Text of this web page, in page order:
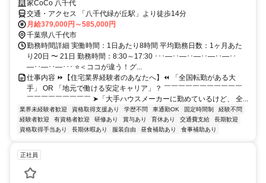
家CoCo 八千代
交通・アクセス 「八千代緑が丘駅」より徒歩14分
月給379,000円～585,000円
千葉県八千代市
勤務時間詳細 実働時間：1日あたり8時間 平均勤務日数：1ヶ月あた
り20日 〜 21日 勤務時間：8:30～17:30 ･･･―･･―･･―･･―･･―･･
―･･―･･―･･･ ⭐＜ココが違う！グ...
仕事内容 ⏩【住宅業界経験者のあなたへ】⏪ 「全国転勤がある大
手」 OR 「地元で働ける安定キャリア」？ ￣￣￣￣￣￣￣￣￣￣￣
￣￣￣￣￣￣￣￣￣ ➤「大手ハウスメーカーに勤めているけど、 全...
業界未経験者歓迎 資格取得支援あり 学歴不問 車通勤OK 固定時間制
経験不問
経験者歓迎
有資格者歓迎 研修あり 賞与あり 育休あり 交通費支給
長期歓迎
資格取得手当あり
長期休暇あり 服装自由 昼食補助あり 食事補助あり
正社員